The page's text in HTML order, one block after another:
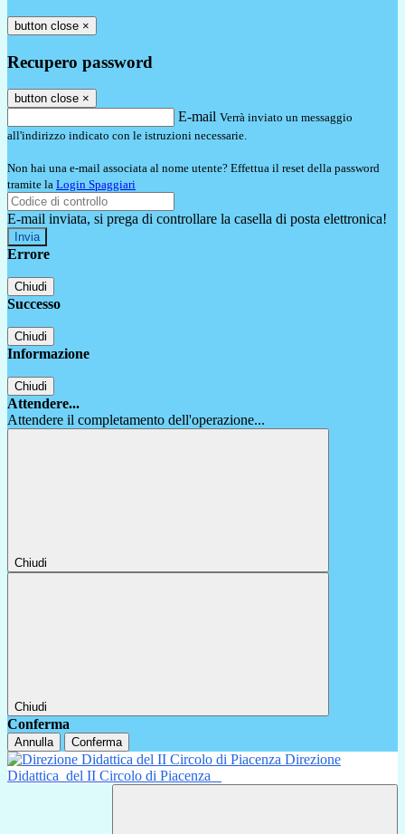
button close ×
Recupero password
button close ×
E-mail Verrà inviato un messaggio
all'indirizzo indicato con le istruzioni necessarie.
Non hai una e-mail associata al nome utente? Effettua il reset della password
tramite la Login Spaggiari
E-mail inviata, si prega di controllare la casella di posta elettronica!
Errore
Chiudi
Successo
Chiudi
Informazione
Chiudi
Attendere...
Attendere il completamento dell'operazione...
Chiudi
Chiudi
Conferma
Annulla Conferma
Direzione
Didattica del II Circolo di Piacenza